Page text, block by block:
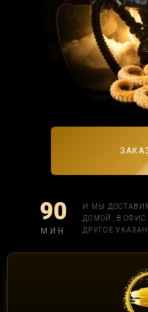
90
МИН
И МЫ
ДОМОЙ, В
ДРУГОЕ